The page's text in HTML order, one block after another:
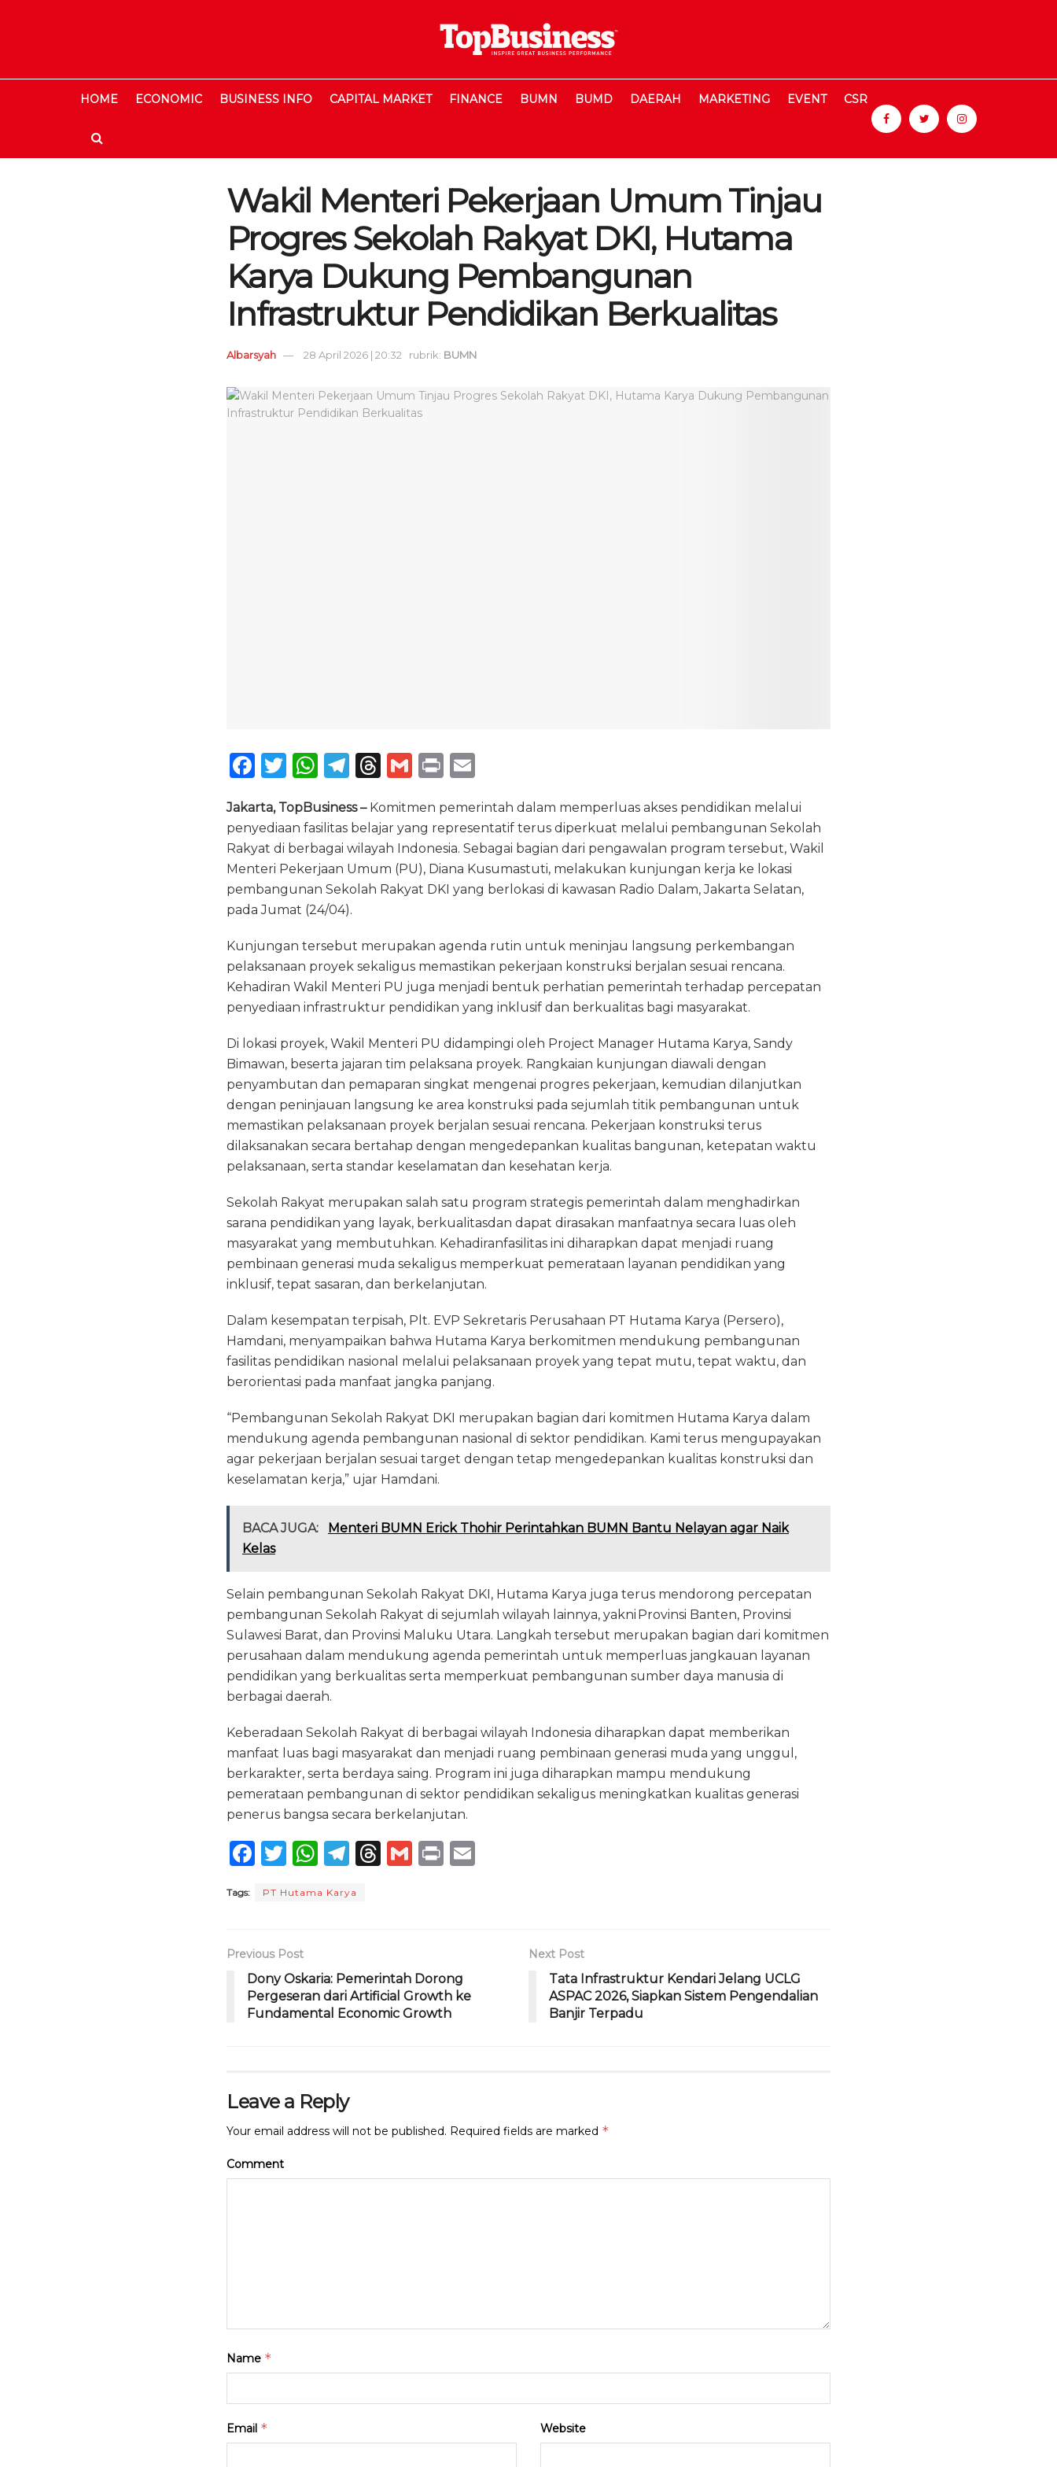
HOME ECONOMIC BUSINESS INFO CAPITAL MARKET FINANCE BUMN BUMD DAERAH MARKETING EVENT CSR
Wakil Menteri Pekerjaan Umum Tinjau
Progres Sekolah Rakyat DKI, Hutama
Karya Dukung Pembangunan
Infrastruktur Pendidikan Berkualitas
Albarsyah 28 April 2026 | 20:32 rubrik: BUMN
F
c
e
b
o
o
k
T
it
te
r
W
a
ts
A
p
p
T
e
g
ra
m
T
re
a
d
s
G
ai
l
P
n
t
ai
l
Jakarta, TopBusiness –Komitmen pemerintah dalam memperluas akses pendidikan melalui
penyediaan fasilitas belajar yang representatif terus diperkuat melalui pembangunan Sekolah
Rakyat di berbagai wilayah Indonesia. Sebagai bagian dari pengawalan program tersebut, Wakil
Menteri Pekerjaan Umum (PU), Diana Kusumastuti, melakukan kunjungan kerja ke lokasi
pembangunan Sekolah Rakyat DKI yang berlokasi di kawasan Radio Dalam, Jakarta Selatan,
pada Jumat (24/04).
Kunjungan tersebut merupakan agenda rutin untuk meninjau langsung perkembangan
pelaksanaan proyek sekaligus memastikan pekerjaan konstruksi berjalan sesuai rencana.
Kehadiran Wakil Menteri PU juga menjadi bentuk perhatian pemerintah terhadap percepatan
penyediaan infrastruktur pendidikan yang inklusif dan berkualitas bagi masyarakat.
Di lokasi proyek, Wakil Menteri PU didampingi oleh Project Manager Hutama Karya, Sandy
Bimawan, beserta jajaran tim pelaksana proyek. Rangkaian kunjungan diawali dengan
penyambutan dan pemaparan singkat mengenai progres pekerjaan, kemudian dilanjutkan
dengan peninjauan langsung ke area konstruksi pada sejumlah titik pembangunan untuk
memastikan pelaksanaan proyek berjalan sesuai rencana. Pekerjaan konstruksi terus
dilaksanakan secara bertahap dengan mengedepankan kualitas bangunan, ketepatan waktu
pelaksanaan, serta standar keselamatan dan kesehatan kerja.
Sekolah Rakyat merupakan salah satu program strategis pemerintah dalam menghadirkan
sarana pendidikan yang layak, berkualitasdan dapat dirasakan manfaatnya secara luas oleh
masyarakat yang membutuhkan. Kehadiranfasilitas ini diharapkan dapat menjadi ruang
pembinaan generasi muda sekaligus memperkuat pemerataan layanan pendidikan yang
inklusif, tepat sasaran, dan berkelanjutan.
Dalam kesempatan terpisah, Plt. EVP Sekretaris Perusahaan PT Hutama Karya (Persero),
Hamdani, menyampaikan bahwa Hutama Karya berkomitmen mendukung pembangunan
fasilitas pendidikan nasional melalui pelaksanaan proyek yang tepat mutu, tepat waktu, dan
berorientasi pada manfaat jangka panjang.
“Pembangunan Sekolah Rakyat DKI merupakan bagian dari komitmen Hutama Karya dalam
mendukung agenda pembangunan nasional di sektor pendidikan. Kami terus mengupayakan
agar pekerjaan berjalan sesuai target dengan tetap mengedepankan kualitas konstruksi dan
keselamatan kerja,” ujar Hamdani.
BACA JUGA:
Menteri BUMN Erick Thohir Perintahkan BUMN Bantu Nelayan agar Naik
Kelas
Selain pembangunan Sekolah Rakyat DKI, Hutama Karya juga terus mendorong percepatan
pembangunan Sekolah Rakyat di sejumlah wilayah lainnya, yakni Provinsi Banten, Provinsi
Sulawesi Barat, dan Provinsi Maluku Utara. Langkah tersebut merupakan bagian dari komitmen
perusahaan dalam mendukung agenda pemerintah untuk memperluas jangkauan layanan
pendidikan yang berkualitas serta memperkuat pembangunan sumber daya manusia di
berbagai daerah.
Keberadaan Sekolah Rakyat di berbagai wilayah Indonesia diharapkan dapat memberikan
manfaat luas bagi masyarakat dan menjadi ruang pembinaan generasi muda yang unggul,
berkarakter, serta berdaya saing. Program ini juga diharapkan mampu mendukung
pemerataan pembangunan di sektor pendidikan sekaligus meningkatkan kualitas generasi
penerus bangsa secara berkelanjutan.
F
c
b
o
o
T
it
r
W
a
p
p
T
e
m
T
s
G P
Tags: PT Hutama Karya
Previous Post
Dony Oskaria: Pemerintah Dorong
Pergeseran dari Artificial Growth ke
Fundamental Economic Growth
Next Post
Tata Infrastruktur Kendari Jelang UCLG
ASPAC 2026, Siapkan Sistem Pengendalian
Banjir Terpadu
Leave a Reply
Your email address will not be published. Required fields are marked *
Comment
Name *
Email * Website